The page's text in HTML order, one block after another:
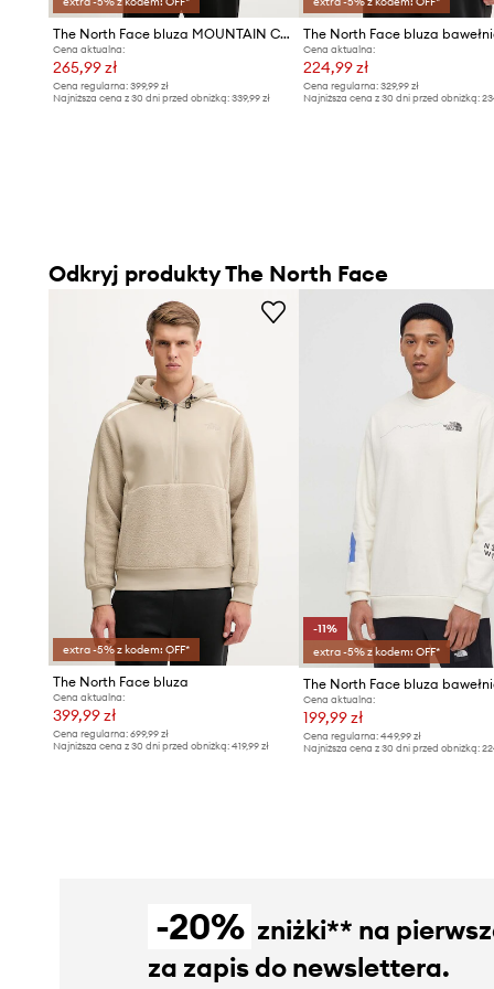
The North Face bluza MOUNTAIN CELEBRATION
Cena aktualna:
265,99 zł
Cena regularna: 399,99 zł
Najniższa cena z 30 dni przed obniżką: 339,99 zł
Cena aktualna:
224,99 zł
Cena regularna:329,99 zł
Najniższa cena z 30 dni przed obniżką:
Odkryj produkty The North Face
extra -5% z kodem: OFF*
The North Face bluza
Cena aktualna:
399,99 zł
Cena regularna: 699,99 zł
Najniższa cena z 30 dni przed obniżką: 419,99 zł
-11%
extra -5% z kodem: OFF*
The North Face bluza
Cena aktualna:
199,99 zł
Cena regularna:449,99 zł
Najniższa cena z 30 dni przed obniżką:
-20% zniżki** na
za zapis do newslettera.